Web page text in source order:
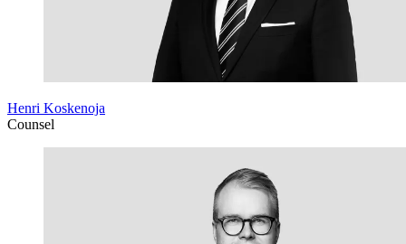
Henri Koskenoja
Counsel